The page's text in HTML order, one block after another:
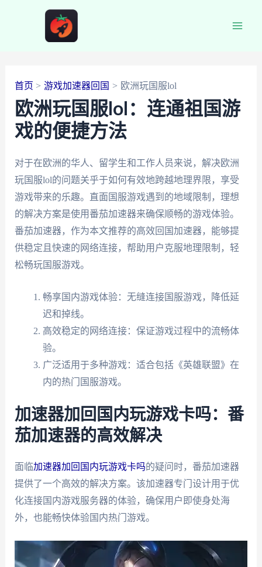
首页 游戏加速器回国 欧洲玩国服lol
欧洲玩国服lol：连通祖国游
戏的便捷方法
对于在欧洲的华人、留学生和工作人员来说，解决欧洲
玩国服lol的问题关乎于如何有效地跨越地理界限，享受
游戏带来的乐趣。直面国服游戏遇到的地域限制，理想
的解决方案是使用番茄加速器来确保顺畅的游戏体验。
番茄加速器，作为本文推荐的高效回国加速器，能够提
供稳定且快速的网络连接，帮助用户克服地理限制，轻
松畅玩国服游戏。
畅享国内游戏体验：无缝连接国服游戏，降低延
迟和掉线。
高效稳定的网络连接：保证游戏过程中的流畅体
验。
广泛适用于多种游戏：适合包括《英雄联盟》在
内的热门国服游戏。
加速器加回国内玩游戏卡吗：番
茄加速器的高效解决
面临加速器加回国内玩游戏卡吗的疑问时，番茄加速器
提供了一个高效的解决方案。该加速器专门设计用于优
化连接国内游戏服务器的体验，确保用户即使身处海
外，也能畅快体验国内热门游戏。